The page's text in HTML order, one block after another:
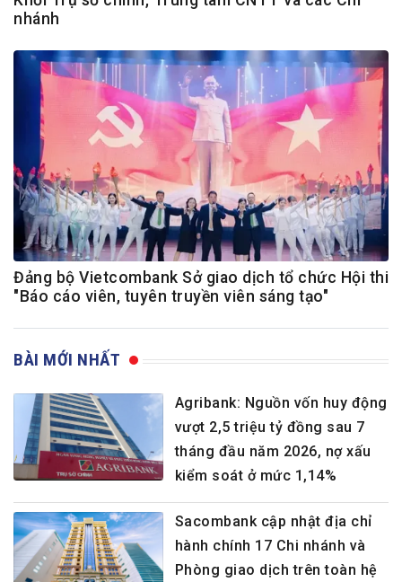
nhánh
Đảng bộ Vietcombank Sở giao dịch tổ chức Hội thi
"Báo cáo viên, tuyên truyền viên sáng tạo"
BÀI MỚI NHẤT
Agribank: Nguồn vốn huy động
vượt 2,5 triệu tỷ đồng sau 7
tháng đầu năm 2026, nợ xấu
kiểm soát ở mức 1,14%
Sacombank cập nhật địa chỉ
hành chính 17 Chi nhánh và
Phòng giao dịch trên toàn hệ